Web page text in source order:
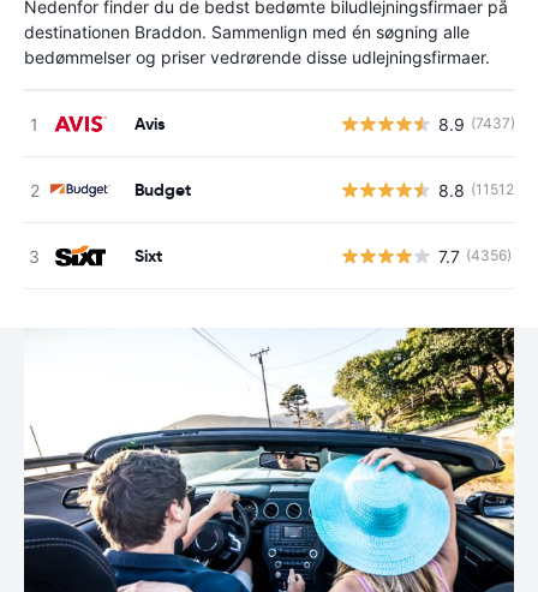
Nedenfor finder du de bedst bedømte biludlejningsfirmaer på
destinationen Braddon. Sammenlign med én søgning alle
bedømmelser og priser vedrørende disse udlejningsfirmaer.
Avis 8.9 (7437)
Budget 8.8 (11512)
Sixt 7.7 (4356)